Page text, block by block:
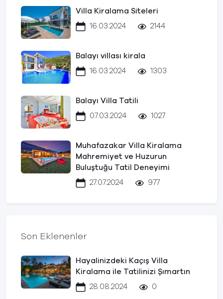
Villa Kiralama Siteleri
16.03.2024
2144
Balayı villası kirala
16.03.2024
1303
Balayı Villa Tatili
07.03.2024
1027
Muhafazakar Villa Kiralama
Mahremiyet ve Huzurun
Buluştuğu Tatil Deneyimi
27.07.2024
977
Son Eklenenler
Hayalinizdeki Kaçış Villa
Kiralama ile Tatilinizi Şımartın
28.08.2024
0